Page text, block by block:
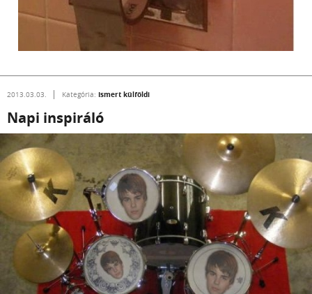
2013.03.03. Kategória: Ismert külföldi
Napi inspiráló